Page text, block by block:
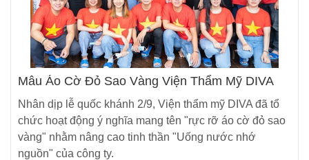
Mẫu Áo Cờ Đỏ Sao Vàng Viện Thẩm Mỹ DIVA
Nhân dịp lễ quốc khánh 2/9, Viện thẩm mỹ DIVA đã tổ
chức hoạt động ý nghĩa mang tên "rực rỡ áo cờ đỏ sao
vàng" nhằm nâng cao tinh thần "Uống nước nhớ
nguồn" của công ty.